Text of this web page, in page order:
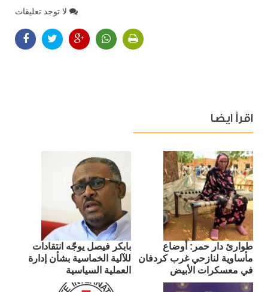
لا توجد تعليقات
اقرأ ايضا
طوارئ دار حمر: أوضاع
مأساوية لنازحي غرب كردفان
في معسكرات الأبيض
بابكر فيصل يوجّه انتقادات
للآلية الخماسية بشأن إدارة
العملية السياسية